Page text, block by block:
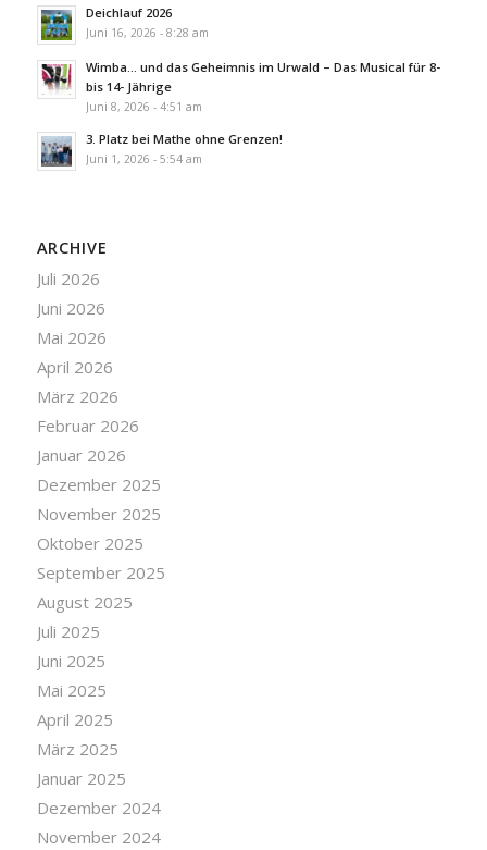
Deichlauf 2026
Juni 16, 2026 - 8:28 am
Wimba… und das Geheimnis im Urwald – Das Musical für 8-
bis 14- Jährige
Juni 8, 2026 - 4:51 am
3. Platz bei Mathe ohne Grenzen!
Juni 1, 2026 - 5:54 am
ARCHIVE
Juli 2026
Juni 2026
Mai 2026
April 2026
März 2026
Februar 2026
Januar 2026
Dezember 2025
November 2025
Oktober 2025
September 2025
August 2025
Juli 2025
Juni 2025
Mai 2025
April 2025
März 2025
Januar 2025
Dezember 2024
November 2024